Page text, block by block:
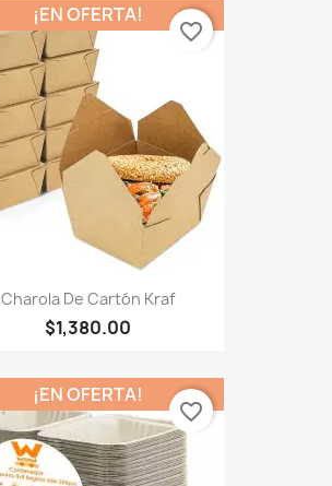
Charola De Cartón Kraf
$1,380.00
¡EN OFERTA!
favorite_border
¡EN OFERTA!
favorite_border